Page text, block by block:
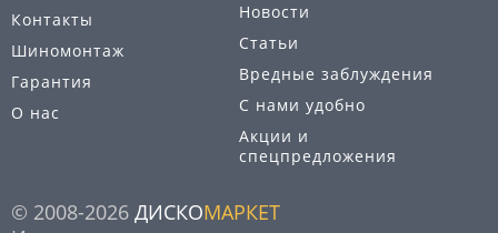
Контакты
Шиномонтаж
Гарантия
О нас
Новости
Статьи
Вредные заблуждения
С нами удобно
Акции и
спецпредложения
© 2008-2026 ДИСКОМАРКЕТ